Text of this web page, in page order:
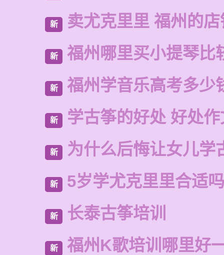
新 卖尤克里里 福州的
新 福州哪里买小提琴比
新 福州学音乐高考多少
新 学古筝的好处 好处作
新 为什么后悔让女儿学
新 5岁学尤克里里合适吗
新 长泰古筝培训
新 福州K歌培训哪里好